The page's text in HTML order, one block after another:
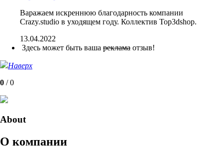
Варажаем искреннюю благодарность компании
Crazy.studio в уходящем году. Коллектив Top3dshop.
13.04.2022
Здесь может быть ваша реклама отзыв!
Наверх
0 /0
About
О компании